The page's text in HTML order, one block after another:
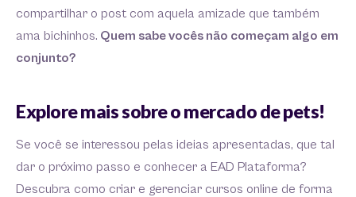
compartilhar o post com aquela amizade que também
ama bichinhos. Quem sabe vocês não começam algo em
conjunto?
Explore mais sobre o mercado de pets!
Se você se interessou pelas ideias apresentadas, que tal
dar o próximo passo e conhecer a EAD Plataforma?
Descubra como criar e gerenciar cursos online de forma